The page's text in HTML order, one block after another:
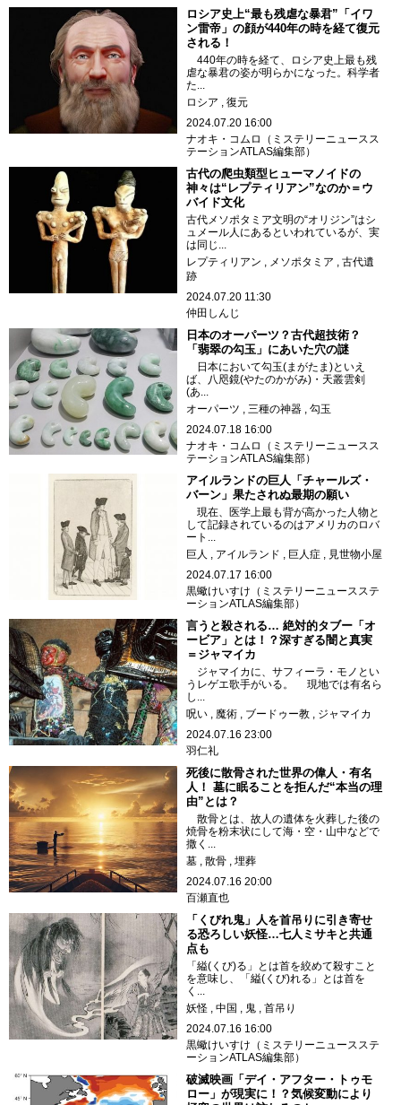
ロシア史上“最も残虐な暴君”「イワ
ン雷帝」の顔が440年の時を経て復元
される！
440年の時を経て、ロシア史上最も残
虐な暴君の姿が明らかになった。科学者
た...
ロシア
復元
2024.07.20 16:00
ナオキ・コムロ（ミステリーニュースス
テーションATLAS編集部）
古代の爬虫類型ヒューマノイドの
神々は“レプティリアン”なのか＝ウ
バイド文化
古代メソポタミア文明の“オリジン”はシ
ュメール人にあるといわれているが、実
は同じ...
レプティリアン
メソポタミア
古代遺
跡
2024.07.20 11:30
仲田しんじ
日本のオーパーツ？古代超技術？
「翡翠の勾玉」にあいた穴の謎
日本において勾玉(まがたま)といえ
ば、八咫鏡(やたのかがみ)・天叢雲剣
(あ...
オーパーツ
三種の神器
勾玉
2024.07.18 16:00
ナオキ・コムロ（ミステリーニュースス
テーションATLAS編集部）
アイルランドの巨人「チャールズ・
バーン」果たされぬ最期の願い
現在、医学上最も背が高かった人物と
して記録されているのはアメリカのロバ
ート...
巨人
アイルランド 巨人症
見世物小屋
2024.07.17 16:00
黒蠍けいすけ（ミステリーニュースステ
ーションATLAS編集部）
言うと殺される… 絶対的タブー「オ
ービア」とは！？深すぎる闇と真実
＝ジャマイカ
ジャマイカに、サフィーラ・モノとい
うレゲエ歌手がいる。 現地では有名ら
し...
呪い
魔術 ブードゥー教
ジャマイカ
2024.07.16 23:00
羽仁礼
死後に散骨された世界の偉人・有名
人！ 墓に眠ることを拒んだ“本当の理
由”とは？
散骨とは、故人の遺体を火葬した後の
焼骨を粉末状にして海・空・山中などで
撒く...
墓
散骨
埋葬
2024.07.16 20:00
百瀬直也
「くびれ鬼」人を首吊りに引き寄せ
る恐ろしい妖怪…七人ミサキと共通
点も
「縊(くび)る」とは首を絞めて殺すこと
を意味し、「縊(くび)れる」とは首を
く...
妖怪
中国 鬼
首吊り
2024.07.16 16:00
黒蠍けいすけ（ミステリーニュースステ
ーションATLAS編集部）
破滅映画「デイ・アフター・トゥモ
ロー」が現実に！？気候変動により